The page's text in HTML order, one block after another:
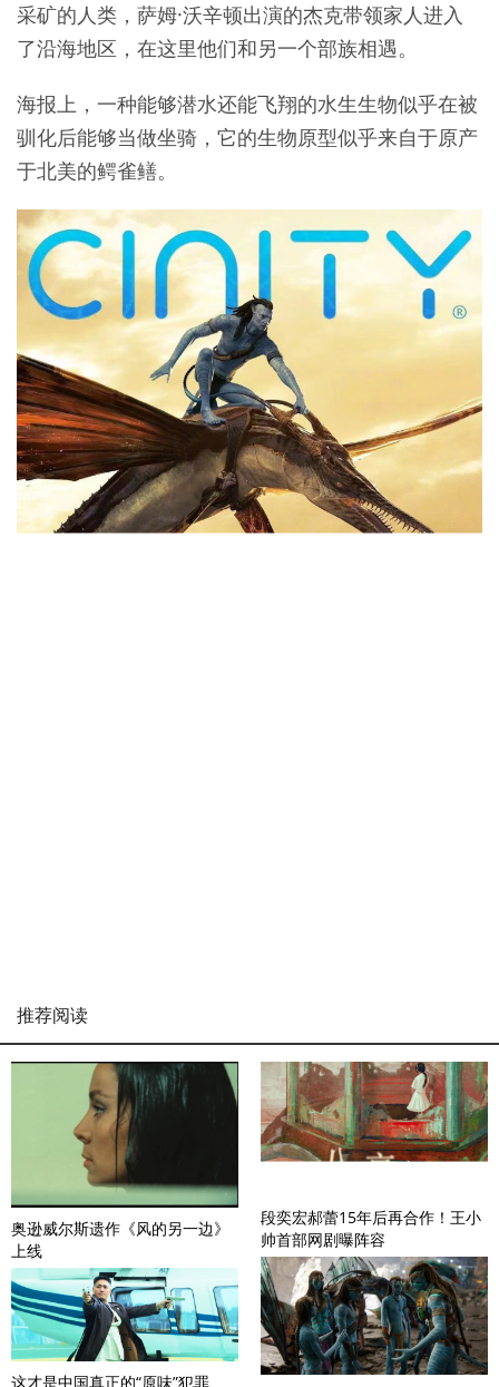
采矿的人类，萨姆·沃辛顿出演的杰克带领家人进入
了沿海地区，在这里他们和另一个部族相遇。
海报上，一种能够潜水还能飞翔的水生生物似乎在被
驯化后能够当做坐骑，它的生物原型似乎来自于原产
于北美的鳄雀鳝。
推荐阅读
奥逊威尔斯遗作《风的另一边》
上线
这才是中国真正的“原味”犯罪
段奕宏郝蕾15年后再合作！王小
帅首部网剧曝阵容